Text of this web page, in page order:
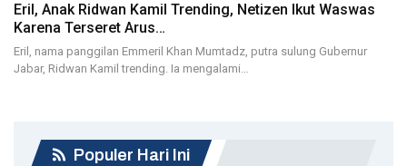
Eril, Anak Ridwan Kamil Trending, Netizen Ikut Waswas
Karena Terseret Arus…
Eril, nama panggilan Emmeril Khan Mumtadz, putra sulung Gubernur
Jabar, Ridwan Kamil trending. Ia mengalami…
Populer Hari Ini